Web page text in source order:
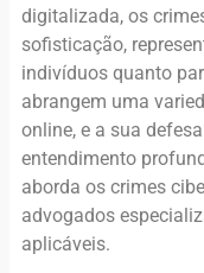
digitalizada, os
sofisticação,
indivíduos quanto
abrangem uma
online, e a sua
entendimento
aborda os crimes
advogados
aplicáveis.